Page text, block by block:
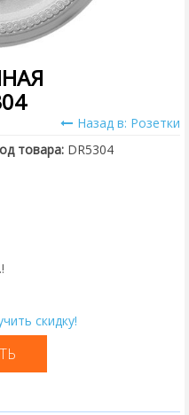
Назад в: Розетки
товара: DR5304
скидку!